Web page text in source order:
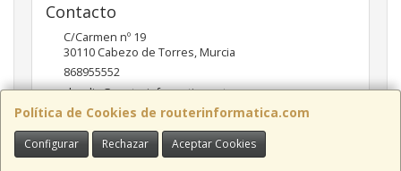
Política de Cookies de routerinformatica.com
Configurar Rechazar Aceptar Cookies
Contacto
C/Carmen nº 19
30110 Cabezo de Torres,Murcia
868955552
claudio@routerinformatica.net
Horario